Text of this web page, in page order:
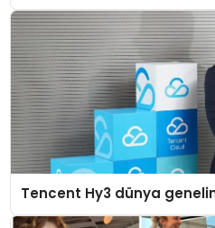
Tencent Hy3 dünya